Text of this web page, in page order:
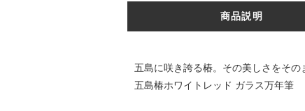
商品説明
五島に咲き誇る椿。その美しさをその
五島椿ホワイトレッド ガラス万年筆